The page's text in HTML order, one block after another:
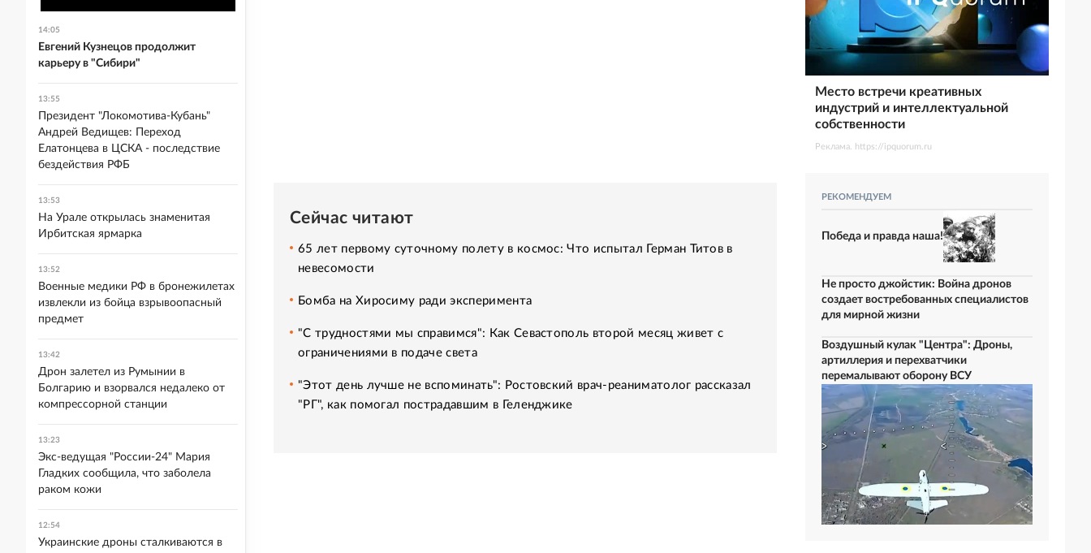
Сейчас читают
65 лет первому суточному полету в космос: Что испытал Герман Титов в
невесомости
Бомба на Хиросиму ради эксперимента
"С трудностями мы справимся": Как Севастополь второй месяц живет с
ограничениями в подаче света
"Этот день лучше не вспоминать": Ростовский врач-реаниматолог рассказал
"РГ", как помогал пострадавшим в Геленджике
Место встречи креативных
индустрий и интеллектуальной
собственности
Реклама. https://ipquorum.ru
РЕКОМЕНДУЕМ
Победа и правда наша!
Не просто джойстик: Война дронов
создает востребованных специалистов
для мирной жизни
Воздушный кулак "Центра": Дроны,
артиллерия и перехватчики
перемалывают оборону ВСУ
14:05
Евгений Кузнецов продолжит
карьеру в "Сибири"
13:55
Президент "Локомотива-Кубань"
Андрей Ведищев: Переход
Елатонцева в ЦСКА - последствие
бездействия РФБ
13:53
На Урале открылась знаменитая
Ирбитская ярмарка
13:52
Военные медики РФ в бронежилетах
извлекли из бойца взрывоопасный
предмет
13:42
Дрон залетел из Румынии в
Болгарию и взорвался недалеко от
компрессорной станции
13:23
Экс-ведущая "России-24" Мария
Гладких сообщила, что заболела
раком кожи
12:54
Украинские дроны сталкиваются в